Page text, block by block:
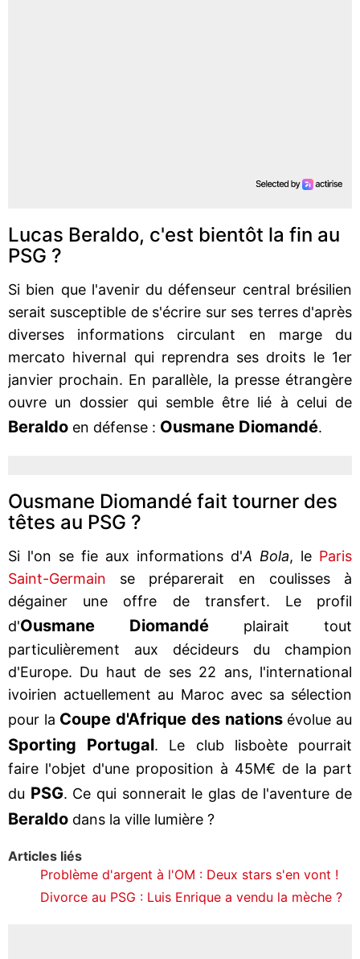
Lucas Beraldo, c'est bientôt la fin au
PSG ?
Si bien que l'avenir du défenseur central brésilien
serait susceptible de s'écrire sur ses terres d'après
diverses informations circulant en marge du
mercato hivernal qui reprendra ses droits le 1er
janvier prochain. En parallèle, la presse étrangère
ouvre un dossier qui semble être lié à celui de
Beraldo en défense : Ousmane Diomandé.
Ousmane Diomandé fait tourner des
têtes au PSG ?
Si l'on se fie aux informations d'A Bola, le Paris
Saint-Germain se préparerait en coulisses à
dégainer une offre de transfert. Le profil
d'Ousmane Diomandé
plairait tout
particulièrement aux décideurs du champion
d'Europe. Du haut de ses 22 ans, l'international
ivoirien actuellement au Maroc avec sa sélection
pour la Coupe d'Afrique des nations évolue au
Sporting Portugal. Le club lisboète pourrait
faire l'objet d'une proposition à 45M€ de la part
du PSG. Ce qui sonnerait le glas de l'aventure de
Beraldo dans la ville lumière ?
Articles liés
Problème d'argent à l'OM : Deux stars s'en vont !
Divorce au PSG : Luis Enrique a vendu la mèche ?